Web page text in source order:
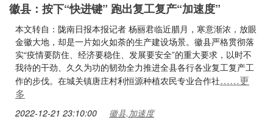
徽县：按下“快进键” 跑出复工复产“加速度”
本文转自：陇南日报本报记者 杨丽君临近腊月，寒意渐浓，放眼
金徽大地，却是一片如火如荼的生产建设场景。徽县严格贯彻落
实“疫情要防住、经济要稳住、发展要安全”的重大要求，以时不
我待的干劲、久久为功的韧劲全力推进全县各行各业复工复产工
作的步伐。在城关镇唐庄村利恒源种植农民专业合作社……更
多
2022-12-21 23:10:00 徽县,加速度